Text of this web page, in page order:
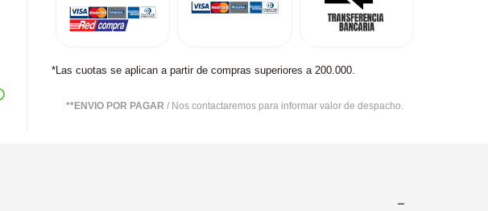
*Las cuotas se aplican a partir de compras superiores a 200.000.
**ENVIO POR PAGAR / Nos contactaremos para informar valor de despacho.